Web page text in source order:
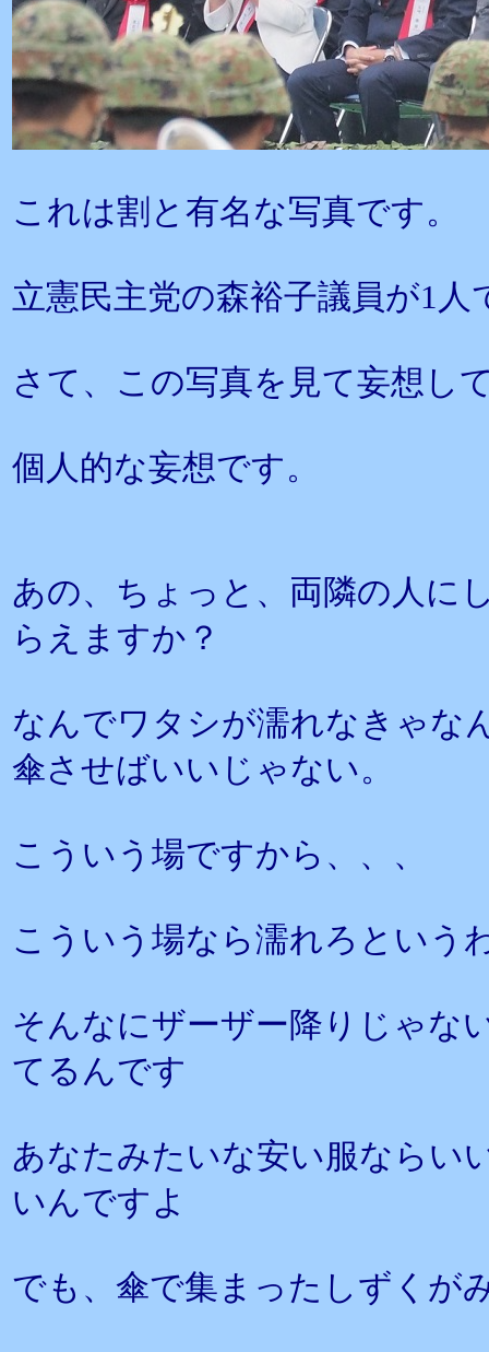
これは割と有名な写真です。
立憲民主党の森裕子議員が1
さて、この写真を見て妄想し
個人的な妄想です。
あの、ちょっと、両隣の人に
らえますか？
なんでワタシが濡れなきゃな
傘させばいいじゃない。
こういう場ですから、、、
こういう場なら濡れろという
そんなにザーザー降りじゃな
てるんです
あなたみたいな安い服ならい
いんですよ
でも、傘で集まったしずくが